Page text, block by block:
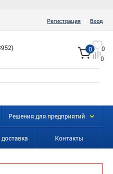
Регистрация Вход
0
0
0
Решения для предприятий
Контакты